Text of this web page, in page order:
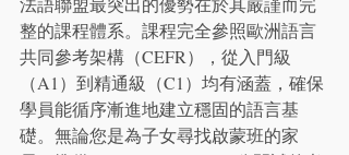
整的課程體系。課程完全參照歐洲語言
共同參考架構（CEFR），從入門級
（A1）到精通級（C1）均有涵蓋，確保
學員能循序漸進地建立穩固的語言基
礎。無論您是為子女尋找啟蒙班的家